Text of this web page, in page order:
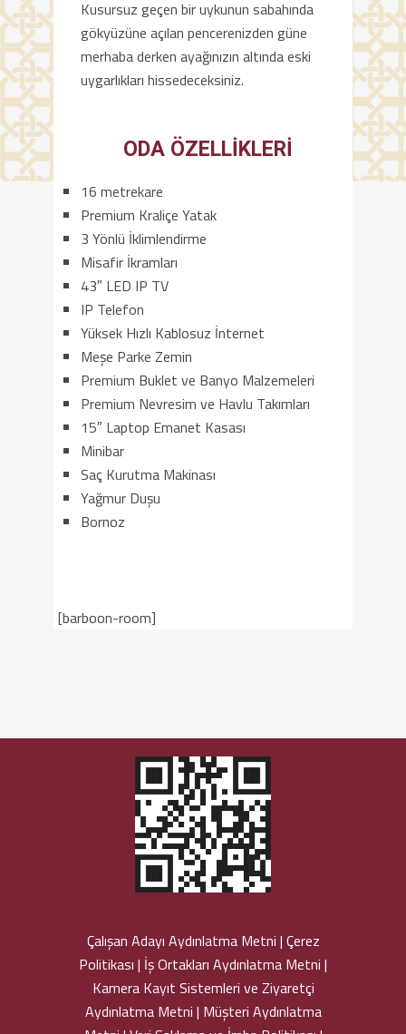
Kusursuz geçen bir uykunun sabahında
gökyüzüne açılan pencerenizden güne
merhaba derken ayağınızın altında eski
uygarlıkları hissedeceksiniz.
ODA ÖZELLIKLERI
16 metrekare
Premium Kraliçe Yatak
3 Yönlü İklimlendirme
Misafir İkramları
43″ LED IP TV
IP Telefon
Yüksek Hızlı Kablosuz İnternet
Meşe Parke Zemin
Premium Buklet ve Banyo Malzemeleri
Premium Nevresim ve Havlu Takımları
15″ Laptop Emanet Kasası
Minibar
Saç Kurutma Makinası
Yağmur Duşu
Bornoz
[barboon-room]
Çalışan Adayı Aydınlatma Metni Çerez
Politikası İş Ortakları Aydınlatma Metni
Kamera Kayıt Sistemleri ve Ziyaretçi
Aydınlatma Metni Müşteri Aydınlatma